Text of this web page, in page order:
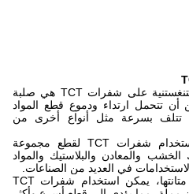
1- طويلة الأمد: أسنان الكربيد التنغستنية على شفرات TCT هي صلبة
أن تتحمل ارتداء ودموع قطع المواد
تتلف بسرعة مثل أنواع أخرى من
2متعددة الاستخدامات: يمكن استخدام شفرات TCT لقطع مجموعة
والمعادن والبلاستيك والمواد
في العديد من الصناعات.
3سرعة قطع عالية: نظراً لمدى متانتها، يمكن استخدام شفرات TCT